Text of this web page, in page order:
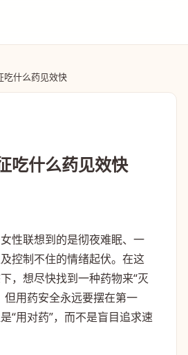
吃什么药见效快
吃什么药见效快
性联想到的是彻夜难眠、一
控制不住的情绪起伏。在这
，想尽快找到一种药物来“灭
但用药安全永远要摆在第一
“用对药”，而不是盲目追求速